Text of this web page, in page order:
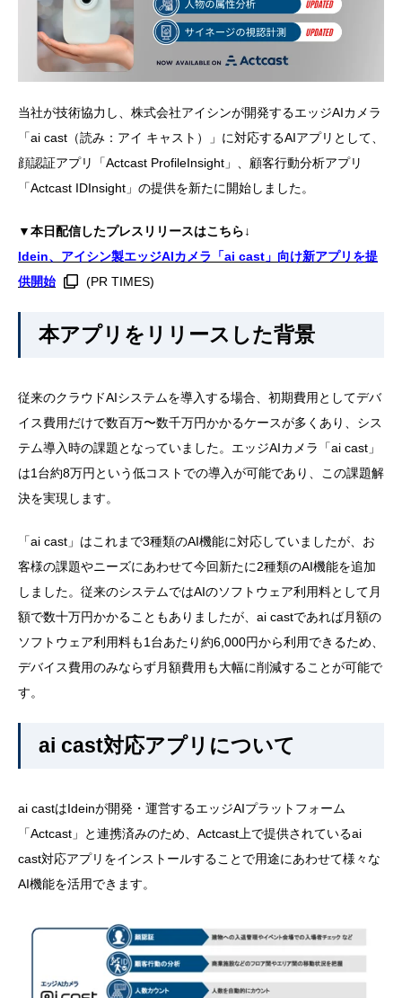
当社が技術協力し、株式会社アイシンが開発するエッジAIカメラ
「ai cast（読み：アイ キャスト）」に対応するAIアプリとして、
顔認証アプリ「Actcast ProfileInsight」、顧客行動分析アプリ
「Actcast IDInsight」の提供を新たに開始しました。
▼本日配信したプレスリリースはこちら↓
Idein、アイシン製エッジAIカメラ「ai cast」向け新アプリを提
供開始
(PR TIMES)
本アプリをリリースした背景
従来のクラウドAIシステムを導入する場合、初期費用としてデバ
イス費用だけで数百万〜数千万円かかるケースが多くあり、シス
テム導入時の課題となっていました。エッジAIカメラ「ai cast」
は1台約8万円という低コストでの導入が可能であり、この課題解
決を実現します。
「ai cast」はこれまで3種類のAI機能に対応していましたが、お
客様の課題やニーズにあわせて今回新たに2種類のAI機能を追加
しました。従来のシステムではAIのソフトウェア利用料として月
額で数十万円かかることもありましたが、ai castであれば月額の
ソフトウェア利用料も1台あたり約6,000円から利用できるため、
デバイス費用のみならず月額費用も大幅に削減することが可能で
す。
ai cast対応アプリについて
ai castはIdeinが開発・運営するエッジAIプラットフォーム
「Actcast」と連携済みのため、Actcast上で提供されているai
cast対応アプリをインストールすることで用途にあわせて様々な
AI機能を活用できます。